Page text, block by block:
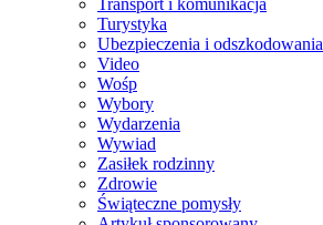
Transport i komunikacja
Turystyka
Ubezpieczenia i odszkodowania
Video
Wośp
Wybory
Wydarzenia
Wywiad
Zasiłek rodzinny
Zdrowie
Świąteczne pomysły